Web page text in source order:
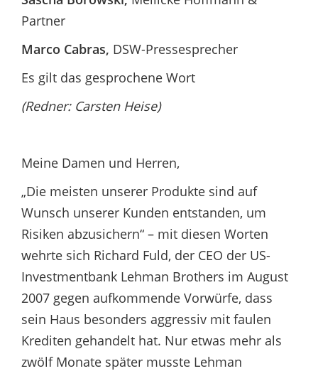
Partner
Marco Cabras, DSW-Pressesprecher
Es gilt das gesprochene Wort
(Redner: Carsten Heise)
Meine Damen und Herren,
„Die meisten unserer Produkte sind auf
Wunsch unserer Kunden entstanden, um
Risiken abzusichern“ – mit diesen Worten
wehrte sich Richard Fuld, der CEO der US-
Investmentbank Lehman Brothers im August
2007 gegen aufkommende Vorwürfe, dass
sein Haus besonders aggressiv mit faulen
Krediten gehandelt hat. Nur etwas mehr als
zwölf Monate später musste Lehman